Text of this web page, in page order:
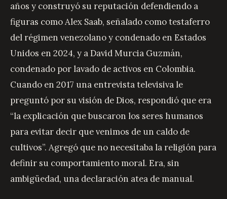
años y construyó su reputación defendiendo a
figuras como Alex Saab, señalado como testaferro
del régimen venezolano y condenado en Estados
Unidos en 2024, y a David Murcia Guzmán,
condenado por lavado de activos en Colombia.
Cuando en 2017 una entrevista televisiva le
preguntó por su visión de Dios, respondió que era
“la explicación que buscaron los seres humanos
para evitar decir que venimos de un caldo de
cultivos”. Agregó que no necesitaba la religión para
definir su comportamiento moral. Era, sin
ambigüedad, una declaración atea de manual.